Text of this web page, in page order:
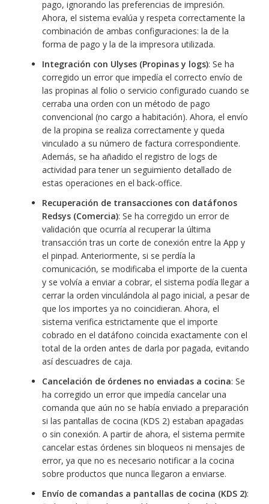
pago, ignorando las preferencias de impresión.
Ahora, el sistema evalúa y respeta correctamente la
combinación de ambas configuraciones: la de la
forma de pago y la de la impresora utilizada.
Integración con Ulyses (Propinas y logs): Se ha
corregido un error que impedía el correcto envío de
las propinas al folio o servicio configurado cuando se
cerraba una orden con un método de pago
convencional (no cargo a habitación). Ahora, el envío
de la propina se realiza correctamente y queda
vinculado a su número de factura correspondiente.
Además, se ha añadido el registro de logs de
actividad para tener un seguimiento detallado de
estas operaciones en el back-office.
Recuperación de transacciones con datáfonos
Redsys (Comercia): Se ha corregido un error de
validación que ocurría al recuperar la última
transacción tras un corte de conexión entre la App y
el pinpad. Anteriormente, si se perdía la
comunicación, se modificaba el importe de la cuenta
y se volvía a enviar a cobrar, el sistema podía llegar a
cerrar la orden vinculándola al pago inicial, a pesar de
que los importes ya no coincidieran. Ahora, el
sistema verifica estrictamente que el importe
cobrado en el datáfono coincida exactamente con el
total de la orden antes de darla por pagada, evitando
así descuadres de caja.
Cancelación de órdenes no enviadas a cocina: Se
ha corregido un error que impedía cancelar una
comanda que aún no se había enviado a preparación
si las pantallas de cocina (KDS 2) estaban apagadas
o sin conexión. A partir de ahora, el sistema permite
cancelar estas órdenes sin bloqueos ni mensajes de
error, ya que no es necesario notificar a la cocina
sobre productos que nunca llegaron a enviarse.
Envío de comandas a pantallas de cocina (KDS 2):